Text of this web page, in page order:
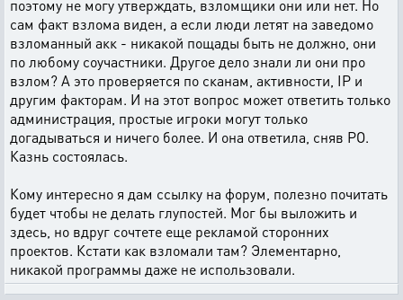
поэтому не могу утверждать, взломщики они или нет. Но
сам факт взлома виден, а если люди летят на заведомо
взломанный акк - никакой пощады быть не должно, они
по любому соучастники. Другое дело знали ли они про
взлом? А это проверяется по сканам, активности, IP и
другим факторам. И на этот вопрос может ответить только
администрация, простые игроки могут только
догадываться и ничего более. И она ответила, сняв РО.
Казнь состоялась.
Кому интересно я дам ссылку на форум, полезно почитать
будет чтобы не делать глупостей. Мог бы выложить и
здесь, но вдруг сочтете еще рекламой сторонних
проектов. Кстати как взломали там? Элементарно,
никакой программы даже не использовали.